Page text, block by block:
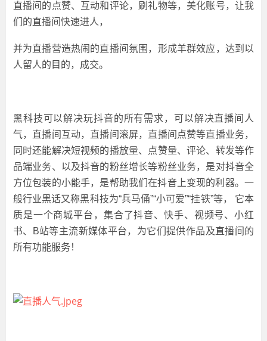
直播间的点赞、互动和评论，刷礼物等，美化账号，让我
们的直播间快速进人，
并为直播营造热闹的直播间氛围，形成羊群效应，达到以
人留人的目的，成交。
黑科技可以解决玩抖音的所有需求，可以解决直播间人
气，直播间互动，直播间滚屏，直播间点赞等直播业务，
同时还能解决短视频的播放量、点赞量、评论、转发等作
品端业务、以及抖音的粉丝增长等粉丝业务，是对抖音全
方位包装的小能手，是帮助我们在抖音上变现的利器。 一
般行业黑话又称黑科技为“兵马俑”“小可爱”“挂铁”等 ， 它本
质是一个商城平台，集合了抖音、快手、视频号、小红
书、B站等主流新媒体平台，为它们提供作品及直播间的
所有功能服务！